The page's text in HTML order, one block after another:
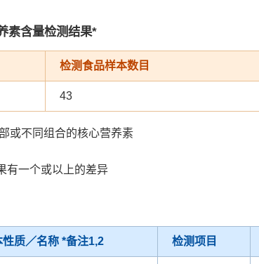
素含量检测结果*
检测食品样本数目
43
或不同组合的核心营养素
有一个或以上的差异
性质／名称 *备注1,2 检测项目